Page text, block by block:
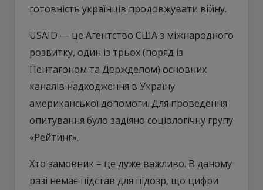
готовність українців продовжувати війну.
USAID — це Агентство США з міжнародного
розвитку, один із трьох (поряд із
Пентагоном та Держдепом) основних
каналів надходження в Україну
американської допомоги. Для проведення
опитування було задіяно соціологічну групу
«Рейтинг».
Хто замовник – це дуже важливо. В даному
разі немає підстав для підозр, що цифри